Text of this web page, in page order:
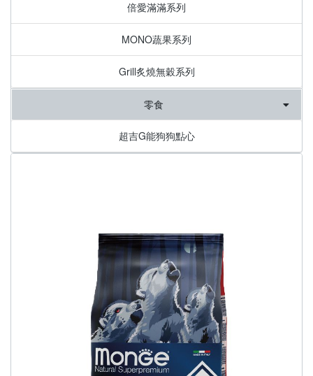
倍愛滿滿系列
MONO蔬果系列
Grill炙燒無穀系列
零食
超吉G能狗狗點心